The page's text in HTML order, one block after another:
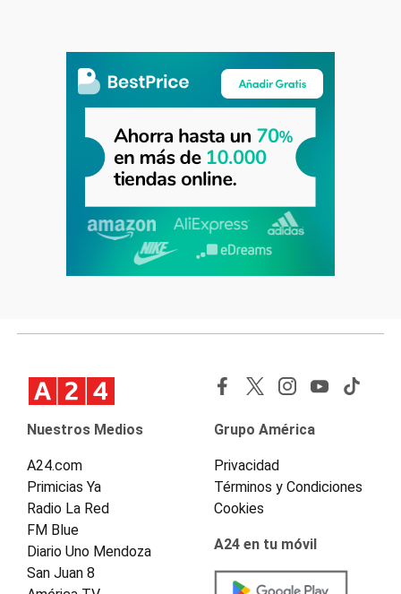
Nuestros Medios
A24.com
Primicias Ya
Radio La Red
FM Blue
Diario Uno Mendoza
San Juan 8
Grupo América
Privacidad
Términos y Condiciones
Cookies
A24 en tu móvil